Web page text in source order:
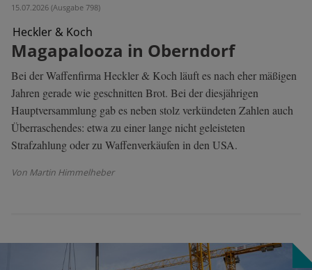
15.07.2026 (Ausgabe 798)
Heckler & Koch
Magapalooza in Oberndorf
Bei der Waffenfirma Heckler & Koch läuft es nach eher mäßigen
Jahren gerade wie geschnitten Brot. Bei der diesjährigen
Hauptversammlung gab es neben stolz verkündeten Zahlen auch
Überraschendes: etwa zu einer lange nicht geleisteten
Strafzahlung oder zu Waffenverkäufen in den USA.
Von Martin Himmelheber